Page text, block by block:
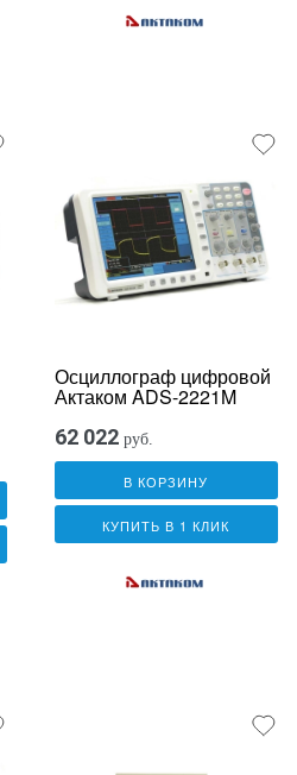
Осциллограф цифровой
Актаком ADS-2221M
62 022 руб.
В КОРЗИНУ
КУПИТЬ В 1 КЛИК